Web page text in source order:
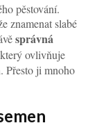
pěstování.
znamenat slabé
správná
ovlivňuje
Přesto ji mnoho